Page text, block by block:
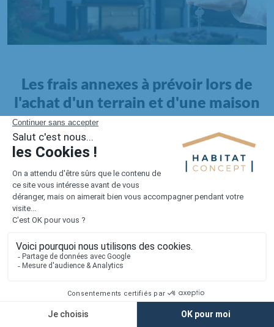
Les frais annexes à prévoir lors de
l'achat d'un terrain et d'une maison
Il faut également intégrer à votre budget, les
pour la maison. Outre l'achat du terrain et la construction, il
faut prendre en compte la viabilisation si elle n'est pas
proposée par le constructeur. Les frais de raccordements et les
taxes éventuelles coûtent entre 5 000 et 15 000 euros selon la
localisation du terrain et son accès.
Quant auxfrais de notaire
Lorsque vous vous tournez vers une maison existante, il sera
nécessaire de faire des travaux de rénovation. Ceux-ci sont
souvent coûteux et doivent être ajoutés au prix de l'achat